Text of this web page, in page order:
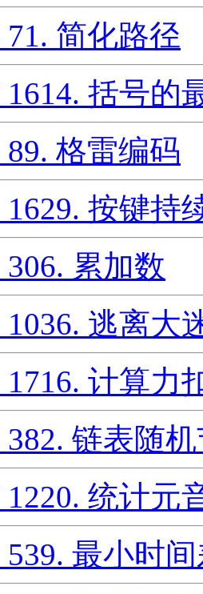
71. 简化路径
1614. 括号的
89. 格雷编码
1629. 按键持
306. 累加数
1036. 逃离大
1716. 计算力
382. 链表随
1220. 统计元
539. 最小时